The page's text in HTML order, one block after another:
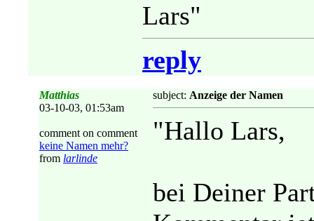
Lars"
reply
Matthias
03-10-03, 01:53am
comment on comment
keine Namen mehr?
from larlinde
subject: Anzeige der Namen
"Hallo Lars,
bei Deiner